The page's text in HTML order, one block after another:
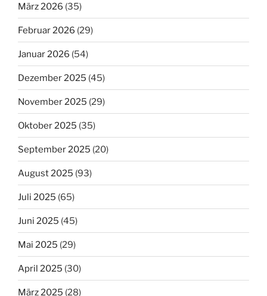
März 2026 (35)
Februar 2026 (29)
Januar 2026 (54)
Dezember 2025 (45)
November 2025 (29)
Oktober 2025 (35)
September 2025 (20)
August 2025 (93)
Juli 2025 (65)
Juni 2025 (45)
Mai 2025 (29)
April 2025 (30)
März 2025 (28)